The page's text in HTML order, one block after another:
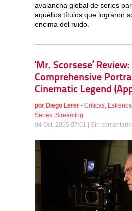
avalancha global de series
aquellos títulos que lograron
encima del ruido.
‘Mr. Scorsese’ Review:
Comprehensive
Cinematic Legend
por Diego Lerer - Críticas Estrenos
Series Streaming
04 Oct, 2025 07:01 | Sin